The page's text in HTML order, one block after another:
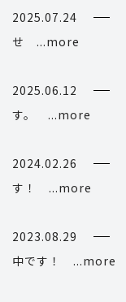
2025.07.24
せ ...more
2025.06.12
す。 ...more
2024.02.26
す！ ...more
2023.08.29
中です！ ...more